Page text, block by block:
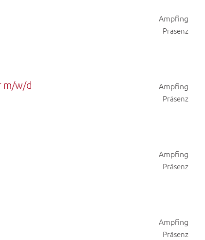
Ampfing
Präsenz
m/w/d Ampfing
Präsenz
Ampfing
Präsenz
Ampfing
Präsenz